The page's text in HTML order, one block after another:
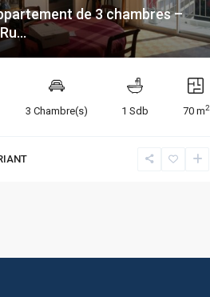
de 3 chambres –
3 Chambre(s) 1 Sdb 70 m2